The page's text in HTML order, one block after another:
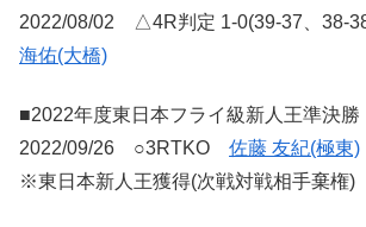
2022/08/02 △4R判定 1-0(39-37、38-
海佑(大橋)
■2022年度東日本フライ級新人王準決勝
2022/09/26 ○3RTKO 佐藤 友紀(極東)
※東日本新人王獲得(次戦対戦相手棄権)